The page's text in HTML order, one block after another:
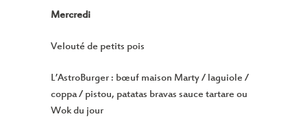
Mercredi
Velouté de petits pois
L’AstroBurger : bœuf maison Marty / laguiole /
coppa / pistou, patatas bravas sauce tartare ou
Wok du jour